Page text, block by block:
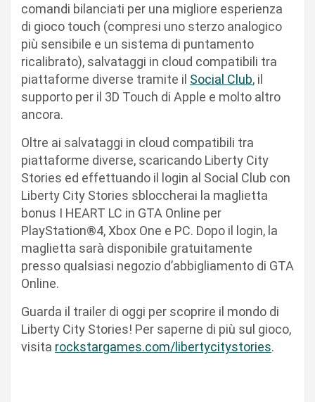
comandi bilanciati per una migliore esperienza
di gioco touch (compresi uno sterzo analogico
più sensibile e un sistema di puntamento
ricalibrato), salvataggi in cloud compatibili tra
piattaforme diverse tramite il Social Club, il
supporto per il 3D Touch di Apple e molto altro
ancora.
Oltre ai salvataggi in cloud compatibili tra
piattaforme diverse, scaricando Liberty City
Stories ed effettuando il login al Social Club con
Liberty City Stories sbloccherai la maglietta
bonus I HEART LC in GTA Online per
PlayStation®4, Xbox One e PC. Dopo il login, la
maglietta sarà disponibile gratuitamente
presso qualsiasi negozio d’abbigliamento di GTA
Online.
Guarda il trailer di oggi per scoprire il mondo di
Liberty City Stories! Per saperne di più sul gioco,
visita rockstargames.com/libertycitystories.